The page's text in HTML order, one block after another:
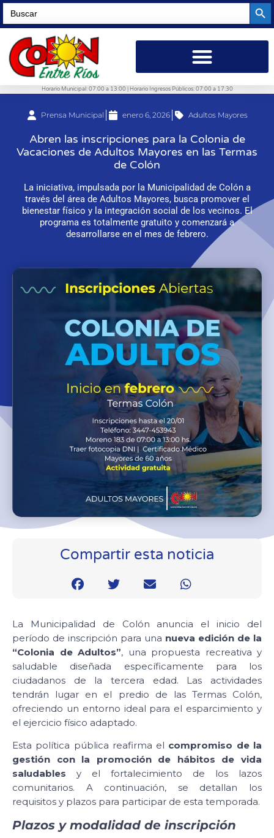
Search
for:
Horario Municipal: 07:00 a 13:00 | Horario Ingresos Públicos: 07:00 a 17:30
Prensa Municipal enero 6, 2026 Adultos Mayores
Abren las inscripciones para la Colonia de
Vacaciones de Adultos Mayores en las Termas
de Colón
La iniciativa, impulsada por la Municipalidad de Colón a
través del área de Adultos Mayores, busca promover el
bienestar físico y la integración social de los vecinos. El
programa es totalmente gratuito y comenzará a
desarrollarse en el mes de febrero.
Compartir esta noticia
La Municipalidad de Colón anuncia el inicio del
período de inscripción para una nueva edición de la
“Colonia de Adultos”, una propuesta recreativa y
saludable diseñada específicamente para los
ciudadanos de la tercera edad. Las actividades
tendrán lugar en el predio de las Termas Colón,
ofreciendo un entorno ideal para el esparcimiento y
el ejercicio físico adaptado.
Esta política pública reafirma el compromiso de la
gestión con la promoción de hábitos de vida
saludables y el fortalecimiento de los lazos
comunitarios. A continuación, se detallan los
requisitos y plazos para participar de esta temporada.
Plazos y modalidad de inscripción